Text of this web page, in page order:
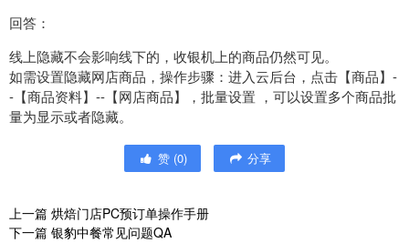
回答：
线上隐藏不会影响线下的，收银机上的商品仍然可见。
如需设置隐藏网店商品，操作步骤：进入云后台，点击【商品】-
-【商品资料】--【网店商品】，批量设置 ，可以设置多个商品批
量为显示或者隐藏。
赞 (0) 分享
上一篇 烘焙门店PC预订单操作手册
下一篇 银豹中餐常见问题QA